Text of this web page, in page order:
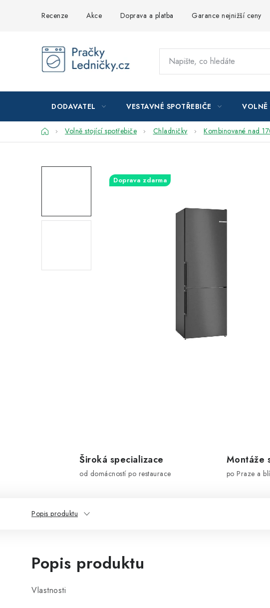
Recenze Akce Doprava a platba Garance nejnižší ceny
DODAVATEL VESTAVNÉ SPOTŘEBIČE VOLNĚ
DomůVolně stojící spotřebiče Chladničky Kombinované nad
Doprava zdarma
Široká specializace
od domácností po restaurace
Montáže
po Praze a
Popis produktu
Popis produktu
Vlastnosti